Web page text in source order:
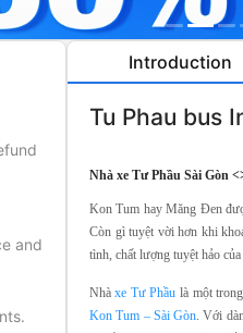
and
Introduction
Tu Phau bus
Nhà xe Tư Phầu Sài Gòn
Kon Tum hay Măng Đen
Còn gì tuyệt vời hơn khi
tình, chất lượng tuyệt hảo của
Nhà xe Tư Phầu là một
Kon Tum – Sài Gòn . Với